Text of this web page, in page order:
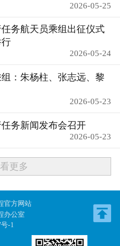
2026-05-25
务航天员乘组出征仪式
2026-05-24
：朱杨柱、张志远、黎
2026-05-23
务新闻发布会召开
2026-05-23
更多
官方网站
办公室
-1